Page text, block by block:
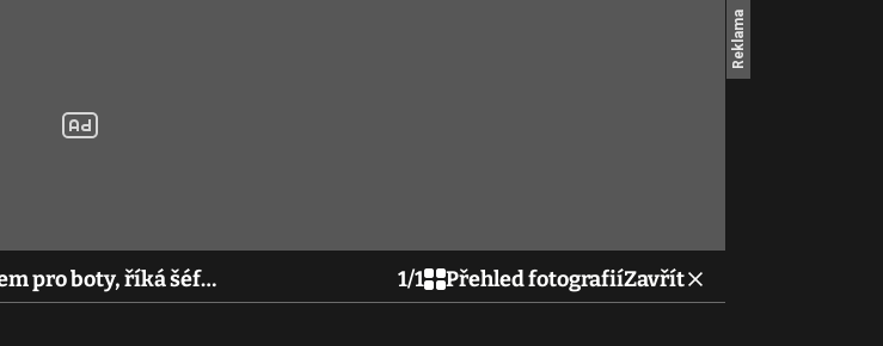
pro boty, říká šéf… 1/1 Přehled fotografiíZavřít